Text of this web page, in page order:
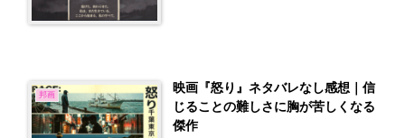
邦画
映画『怒り』ネタバレなし感想｜信
じることの難しさに胸が苦しくなる
傑作